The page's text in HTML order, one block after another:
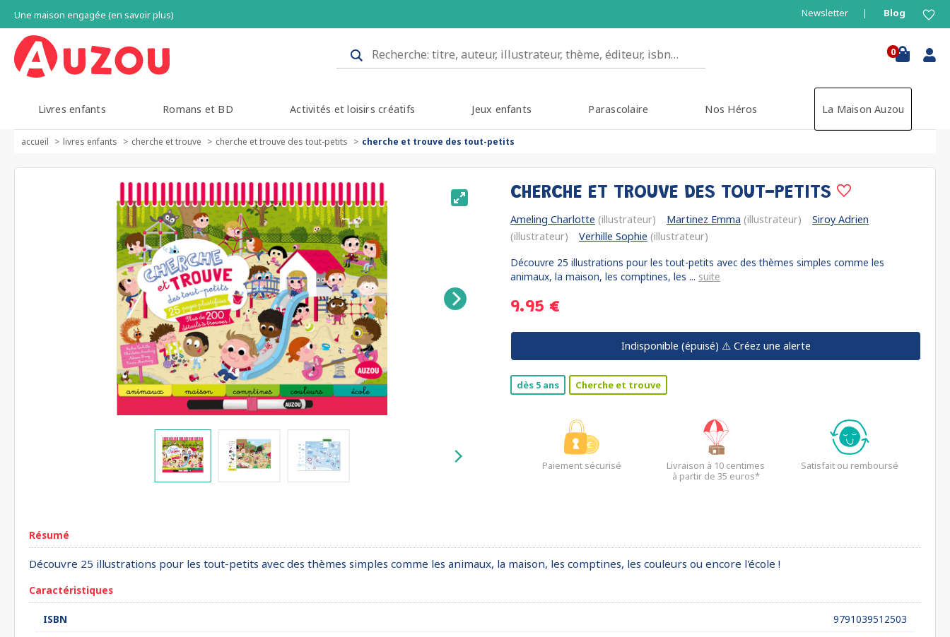
Une maison engagée (en savoir plus) Newsletter Blog
0
Livres enfants Romans et BD Activités et loisirs créatifs Jeux enfants Parascolaire Nos Héros La Maison Auzou
accueil livres enfants cherche et trouve cherche et trouve des tout-petits cherche et trouve des tout-petits
CHERCHE ET TROUVE DES TOUT-PETITS
Ameling Charlotte (illustrateur) Martinez Emma (illustrateur)
Siroy Adrien
(illustrateur)
Verhille Sophie (illustrateur)
Découvre 25 illustrations pour les tout-petits avec des thèmes simples comme les
animaux, la maison, les comptines, les ... suite
9.95 €
Indisponible (épuisé) ⚠️ Créez une alerte
dès 5 ans Cherche et trouve
Paiement sécurisé
Livraison à 10 centimes
à partir de 35 euros*
Satisfait ou remboursé
Résumé
Découvre 25 illustrations pour les tout-petits avec des thèmes simples comme les animaux, la maison, les comptines, les couleurs ou encore l'école !
Caractéristiques
ISBN
9791039512503